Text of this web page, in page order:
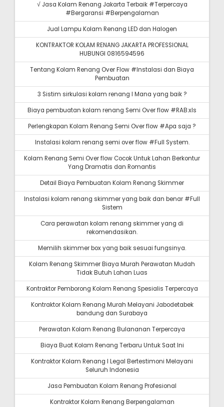
√ Jasa Kolam Renang Jakarta Terbaik #Terpercaya
#Bergaransi #Berpengalaman
Jual Lampu Kolam Renang LED dan Halogen
KONTRAKTOR KOLAM RENANG JAKARTA PROFESSIONAL
HUBUNGI 0816594596
Tentang Kolam Renang Over Flow #Instalasi dan Biaya
Pembuatan
3 Sistim sirkulasi kolam renang I Mana yang baik ?
Biaya pembuatan kolam renang Semi Over flow #RAB.xls
Perlengkapan Kolam Renang Semi Over flow #Apa saja ?
Instalasi kolam renang semi over flow #Full System.
Kolam Renang Semi Over flow Cocok Untuk Lahan Berkontur
Yang Dramatis dan Romantis
Detail Biaya Pembuatan Kolam Renang Skimmer
Instalasi kolam renang skimmer yang baik dan benar #Full
Sistem
Cara perawatan kolam renang skimmer yang di
rekomendasikan.
Memilih skimmer box yang baik sesuai fungsinya.
Kolam Renang Skimmer Biaya Murah Perawatan Mudah
Tidak Butuh Lahan Luas
Kontraktor Pemborong Kolam Renang Spesialis Terpercaya
Kontraktor Kolam Renang Murah Melayani Jabodetabek
bandung dan Surabaya
Perawatan Kolam Renang Bulananan Terpercaya
Biaya Buat Kolam Renang Terbaru Untuk Saat Ini
Kontraktor Kolam Renang I Legal Bertestimoni Melayani
Seluruh Indonesia
Jasa Pembuatan Kolam Renang Profesional
Kontraktor Kolam Renang Berpengalaman